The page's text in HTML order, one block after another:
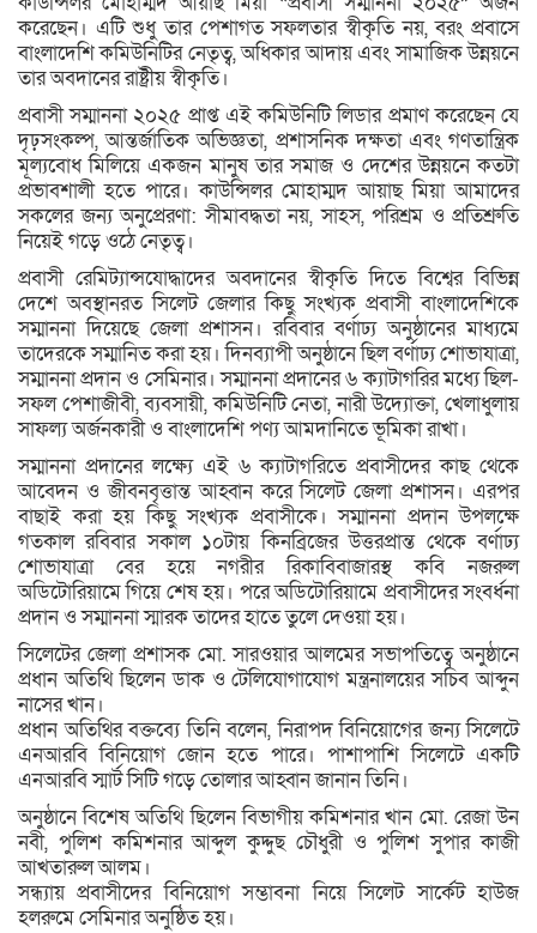
করেছেন। এটি শুধু তার পেশাগত সফলতার স্বীকৃতি নয়, বরং প্রবাসে
বাংলাদেশি কমিউনিটির নেতৃত্ব, অধিকার আদায় এবং সামাজিক উন্নয়নে
তার অবদানের রাষ্ট্রীয় স্বীকৃতি।
প্রবাসী সম্মাননা ২০২৫ প্রাপ্ত এই কমিউনিটি লিডার প্রমাণ করেছেন যে
দৃঢ়সংকল্প, আন্তর্জাতিক অভিজ্ঞতা, প্রশাসনিক দক্ষতা এবং গণতান্ত্রিক
মূল্যবোধ মিলিয়ে একজন মানুষ তার সমাজ ও দেশের উন্নয়নে কতটা
প্রভাবশালী হতে পারে। কাউন্সিলর মোহাম্মদ আয়াছ মিয়া আমাদের
সকলের জন্য অনুপ্রেরণা: সীমাবদ্ধতা নয়, সাহস, পরিশ্রম ও প্রতিশ্রুতি
নিয়েই গড়ে ওঠে নেতৃত্ব।
প্রবাসী রেমিট্যান্সযোদ্ধাদের অবদানের স্বীকৃতি দিতে বিশ্বের বিভিন্ন
দেশে অবস্থানরত সিলেট জেলার কিছু সংখ্যক প্রবাসী বাংলাদেশিকে
সম্মাননা দিয়েছে জেলা প্রশাসন। রবিবার বর্ণাঢ্য অনুষ্ঠানের মাধ্যমে
তাদেরকে সম্মানিত করা হয়। দিনব্যাপী অনুষ্ঠানে ছিল বর্ণাঢ্য শোভাযাত্রা,
সম্মাননা প্রদান ও সেমিনার। সম্মাননা প্রদানের ৬ ক্যাটাগরির মধ্যে ছিল-
সফল পেশাজীবী, ব্যবসায়ী, কমিউনিটি নেতা, নারী উদ্যোক্তা, খেলাধুলায়
সাফল্য অর্জনকারী ও বাংলাদেশি পণ্য আমদানিতে ভূমিকা রাখা।
সম্মাননা প্রদানের লক্ষ্যে এই ৬ ক্যাটাগরিতে প্রবাসীদের কাছ থেকে
আবেদন ও জীবনবৃত্তান্ত আহ্বান করে সিলেট জেলা প্রশাসন। এরপর
বাছাই করা হয় কিছু সংখ্যক প্রবাসীকে। সম্মাননা প্রদান উপলক্ষে
গতকাল রবিবার সকাল ১০টায় কিনব্রিজের উত্তরপ্রান্ত থেকে বর্ণাঢ্য
শোভাযাত্রা বের হয়ে নগরীর রিকাবিবাজারস্থ কবি নজরুল
অডিটোরিয়ামে গিয়ে শেষ হয়। পরে অডিটোরিয়ামে প্রবাসীদের সংবর্ধনা
প্রদান ও সম্মাননা স্মারক তাদের হাতে তুলে দেওয়া হয়।
সিলেটের জেলা প্রশাসক মো. সারওয়ার আলমের সভাপতিত্বে অনুষ্ঠানে
প্রধান অতিথি ছিলেন ডাক ও টেলিযোগাযোগ মন্ত্রনালয়ের সচিব আব্দুন
নাসের খান।
প্রধান অতিথির বক্তব্যে তিনি বলেন, নিরাপদ বিনিয়োগের জন্য সিলেটে
এনআরবি বিনিয়োগ জোন হতে পারে। পাশাপাশি সিলেটে একটি
এনআরবি স্মার্ট সিটি গড়ে তোলার আহ্বান জানান তিনি।
অনুষ্ঠানে বিশেষ অতিথি ছিলেন বিভাগীয় কমিশনার খান মো. রেজা উন
নবী, পুলিশ কমিশনার আব্দুল কুদ্দুছ চৌধুরী ও পুলিশ সুপার কাজী
আখতারুল আলম।
সন্ধ্যায় প্রবাসীদের বিনিয়োগ সম্ভাবনা নিয়ে সিলেট সার্কেট হাউজ
হলরুমে সেমিনার অনুষ্ঠিত হয়।